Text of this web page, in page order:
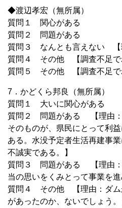
◆渡辺孝宏（無所属）
質問１ 関心がある
質問２ 問題がある
質問３ なんとも言えない 【
質問４ その他 【調査不足で
質問５ その他 【調査不足で
7．かどくら邦良（無所属）
質問１ 大いに関心がある
質問２ 問題がある 【理由：
そのものが、県民にとって利
ある。水没予定者生活再建事
不誠実である。】
質問３ 問題がある 【理由：
当の思いをくみとって事業を進
質問４ その他 【理由：ダム
があったのか、ないでしょう。